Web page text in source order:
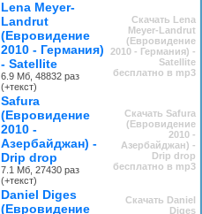
Lena Meyer-
Landrut
(Евровидение
2010 - Германия)
- Satellite
6.9 Мб, 48832 раз
(+текст)
Скачать Lena
Meyer-Landrut
(Евровидение
2010 - Германия) -
Satellite
бесплатно в mp3
Safura
(Евровидение
2010 -
Азербайджан) -
Drip drop
7.1 Мб, 27430 раз
(+текст)
Скачать Safura
(Евровидение
2010 -
Азербайджан) -
Drip drop
бесплатно в mp3
Daniel Diges
(Евровидение
Скачать Daniel
Diges